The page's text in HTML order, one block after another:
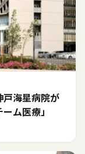
戸海星病院が
ム医療」